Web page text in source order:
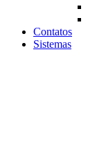
Contatos
Sistemas